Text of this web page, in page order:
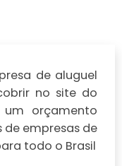
de aluguel
no site do
um orçamento
empresas de
todo o Brasil